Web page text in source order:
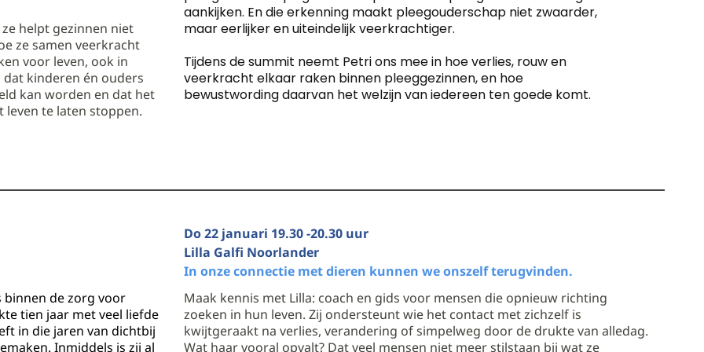
helpt gezinnen niet
ze samen veerkracht
voor leven, ook in
kinderen én ouders
kan worden en dat het
leven te laten stoppen.
aankijken. En die erkenning maakt pleegouderschap niet zwaarder,
maar eerlijker en uiteindelijk veerkrachtiger.
Tijdens de summit neemt Petri ons mee in hoe verlies, rouw en
veerkracht elkaar raken binnen pleeggezinnen, en hoe
bewustwording daarvan het welzijn van iedereen ten goede komt.
Do 22 januari 19.30 -20.30 uur
Lilla Galfi Noorlander
In onze connectie met dieren kunnen we onszelf terugvinden.
binnen de zorg voor
tien jaar met veel liefde
in die jaren van dichtbij
Inmiddels is zij al
Maak kennis met Lilla: coach en gids voor mensen die opnieuw richting
zoeken in hun leven. Zij ondersteunt wie het contact met zichzelf is
kwijtgeraakt na verlies, verandering of simpelweg door de drukte van alledag.
Wat haar vooral opvalt? Dat veel mensen niet meer stilstaan bij wat ze